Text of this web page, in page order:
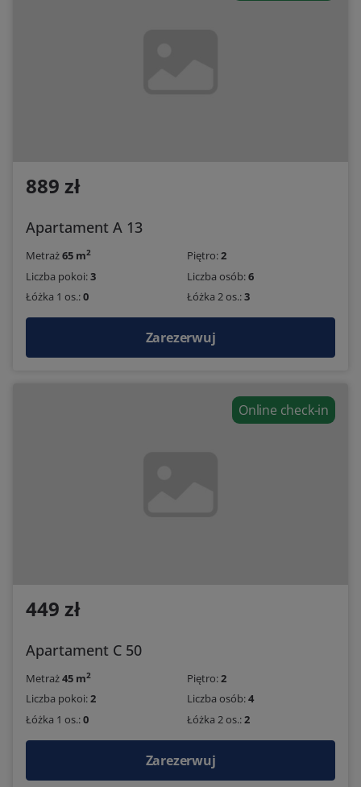
889 zł
Apartament A 13
Metraż65 m2 Piętro:2
Liczba pokoi:3 Liczba osób:6
Łóżka 1 os.:0 Łóżka 2 os.:3
Zarezerwuj
Online check-in
449 zł
Apartament C 50
Metraż45 m2 Piętro:2
Liczba pokoi:2 Liczba osób:4
Łóżka 1 os.:0 Łóżka 2 os.:2
Zarezerwuj